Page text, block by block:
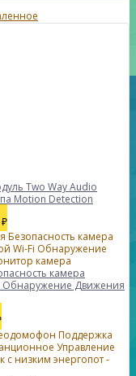
Two Way Audio
Motion Detection
₽
камера
Обнаружение Движения